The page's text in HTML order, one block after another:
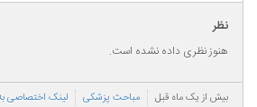
نظر
هنوز نظری داده نشده است.
بیش از یک ماه قبل مباحث پزشکی لینک اختصاصی